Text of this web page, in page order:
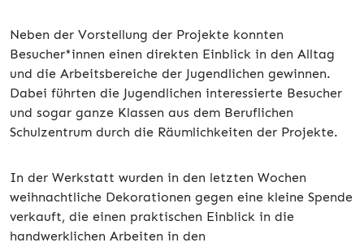
Neben der Vorstellung der Projekte konnten
Besucher*innen einen direkten Einblick in den Alltag
und die Arbeitsbereiche der Jugendlichen gewinnen.
Dabei führten die Jugendlichen interessierte Besucher
und sogar ganze Klassen aus dem Beruflichen
Schulzentrum durch die Räumlichkeiten der Projekte.
In der Werkstatt wurden in den letzten Wochen
weihnachtliche Dekorationen gegen eine kleine Spende
verkauft, die einen praktischen Einblick in die
handwerklichen Arbeiten in den